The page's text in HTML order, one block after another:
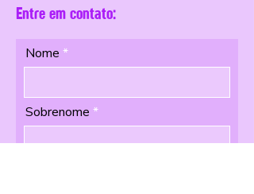
Entre em contato:
Nome
Sobrenome